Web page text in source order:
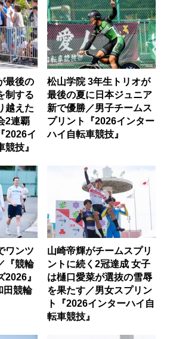
最後の
制する
越えた
2連覇
2026イ
技』
松山学院 3年生トリオが
最後の夏に日本ジュニア
新で優勝／男子チームス
プリント『2026インター
ハイ自転車競技』
ワンツ
『競輪
』
田競輪
山崎帝輝がチームスプリ
ントに続く2冠達成 女子
は樋口愛菜が選抜の雪辱
を果たす／男女スプリン
ト『2026インターハイ自
転車競技』